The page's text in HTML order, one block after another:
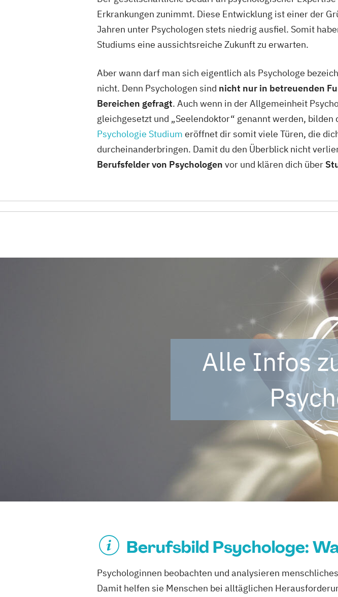
Erkrankungen zunimmt. Diese Entwicklung ist einer der
Jahren unter Psychologen stets niedrig ausfiel. Somit
Studiums eine aussichtsreiche Zukunft zu erwarten.
Aber wann darf man sich eigentlich als Psychologe
nicht. Denn Psychologen sind nicht nur in betreuenden
Bereichen gefragt. Auch wenn in der Allgemeinheit
gleichgesetzt und „Seelendoktor“ genannt werden,
Psychologie Studium eröffnet dir somit viele Türen, die
durcheinanderbringen. Damit du den Überblick nicht
Berufsfelder von Psychologen vor und klären dich über
Alle Infos
Berufsbild Psychologe:
Psychologinnen beobachten und analysieren
Damit helfen sie Menschen bei alltäglichen